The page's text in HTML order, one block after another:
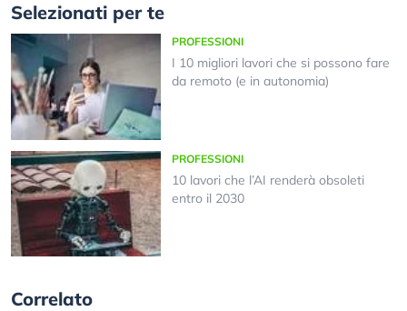
Selezionati per te
PROFESSIONI
I 10 migliori lavori che si possono fare
da remoto (e in autonomia)
PROFESSIONI
10 lavori che l’AI renderà obsoleti
entro il 2030
Correlato